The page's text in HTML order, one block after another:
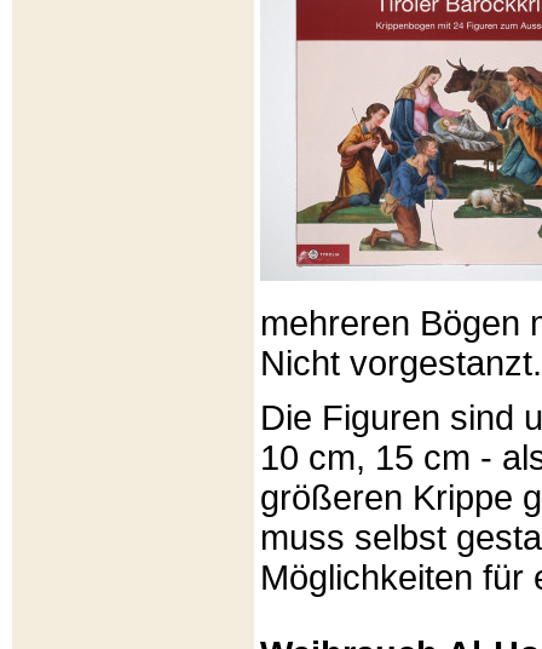
mehreren Bögen
Nicht vorgestanzt.
Die Figuren sind
10 cm, 15 cm -
größeren Krippe
muss selbst
Möglichkeiten für